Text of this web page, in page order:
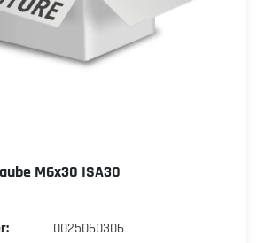
M6x30 ISA30
0025060306